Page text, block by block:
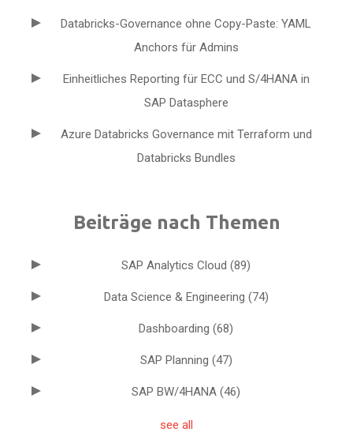
Databricks-Governance ohne Copy-Paste: YAML
Anchors für Admins
Einheitliches Reporting für ECC und S/4HANA in
SAP Datasphere
Azure Databricks Governance mit Terraform und
Databricks Bundles
Beiträge nach Themen
SAP Analytics Cloud (89)
Data Science & Engineering (74)
Dashboarding (68)
SAP Planning (47)
SAP BW/4HANA (46)
see all